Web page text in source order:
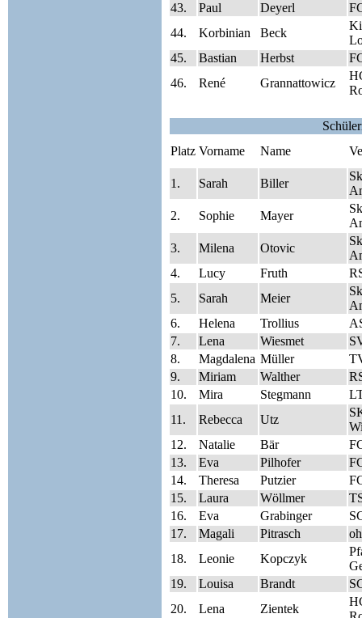
43.
Paul Deyerl
44.
Korbinian Beck
45.
Bastian Herbst
46.
René Grannattowicz
Platz Vorname Name
1. Sarah Biller
2.
Sophie Mayer
3.
Milena Otovic
4.
Lucy Fruth
5.
Sarah Meier
6.
Helena Trollius
7.
Lena Wiesmet
8.
Magdalena Müller
9.
Miriam Walther
10.
Mira Stegmann
11.
Rebecca Utz
12.
Natalie Bär
13.
Eva Pilhofer
14.
Theresa Putzier
15.
Laura Wöllmer
16.
Eva Grabinger
17.
Magali Pitrasch
18.
Leonie Kopczyk
19.
Louisa Brandt
20.
Lena Zientek